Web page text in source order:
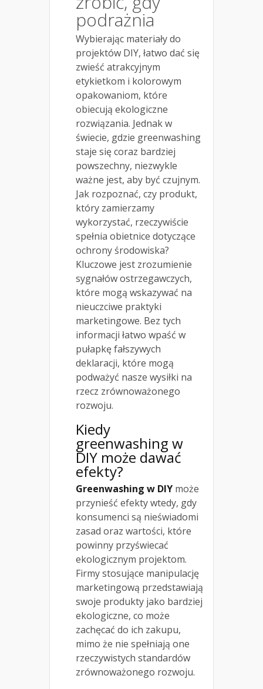
podrażnia
Wybierając materiały do
projektów DIY, łatwo dać się
zwieść atrakcyjnym
etykietkom i kolorowym
opakowaniom, które
obiecują ekologiczne
rozwiązania. Jednak w
świecie, gdzie greenwashing
staje się coraz bardziej
powszechny, niezwykle
ważne jest, aby być czujnym.
Jak rozpoznać, czy produkt,
który zamierzamy
wykorzystać, rzeczywiście
spełnia obietnice dotyczące
ochrony środowiska?
Kluczowe jest zrozumienie
sygnałów ostrzegawczych,
które mogą wskazywać na
nieuczciwe praktyki
marketingowe. Bez tych
informacji łatwo wpaść w
pułapkę fałszywych
deklaracji, które mogą
podważyć nasze wysiłki na
rzecz zrównoważonego
rozwoju.
Kiedy
greenwashing w
DIY może dawać
efekty?
Greenwashing w DIY może
przynieść efekty wtedy, gdy
konsumenci są nieświadomi
zasad oraz wartości, które
powinny przyświecać
ekologicznym projektom.
Firmy stosujące manipulację
marketingową przedstawiają
swoje produkty jako bardziej
ekologiczne, co może
zachęcać do ich zakupu,
mimo że nie spełniają one
rzeczywistych standardów
zrównoważonego rozwoju.